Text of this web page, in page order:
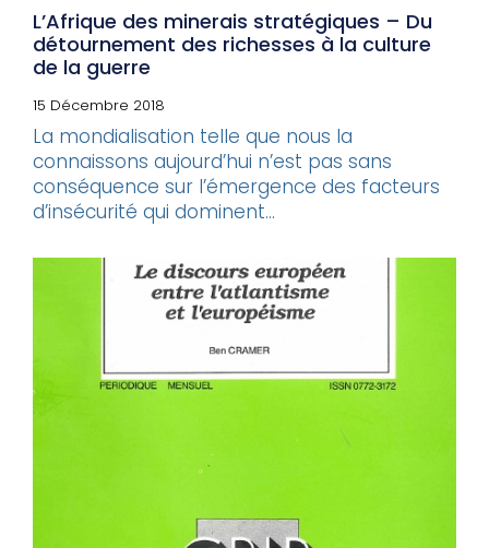
L’Afrique des minerais stratégiques – Du
détournement des richesses à la culture
de la guerre
15 Décembre 2018
La mondialisation telle que nous la
connaissons aujourd’hui n’est pas sans
conséquence sur l’émergence des facteurs
d’insécurité qui dominent...